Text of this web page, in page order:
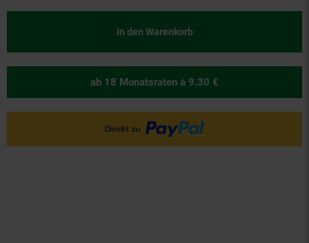
In den Warenkorb
ab 18 Monatsraten à 9.30 €